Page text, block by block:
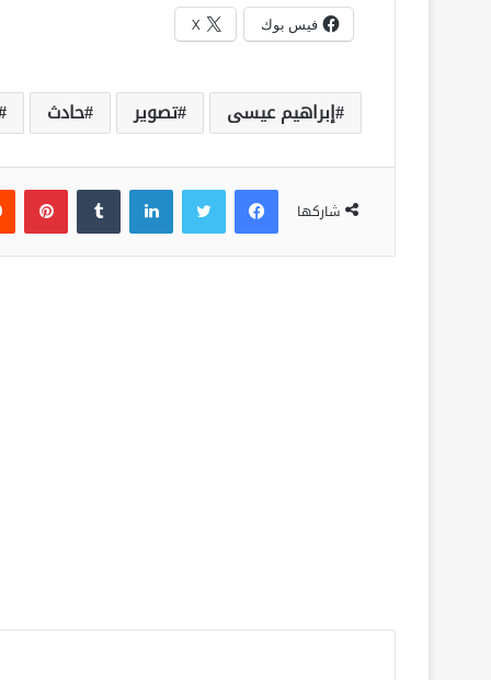
فيس بوك X
إبراهيم عيسى تصوير حادث
شاركها
فيسبوك لينكدإن بينتيريست